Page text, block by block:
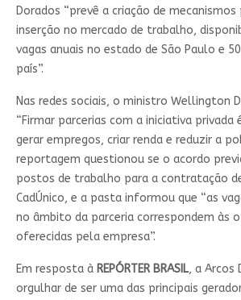
Dorados “prevê a criação de
inserção no mercado de trabalho,
vagas anuais no estado de São Paulo e
país”.
Nas redes sociais, o ministro Wellington
“Firmar parcerias com a iniciativa
gerar empregos, criar renda e reduzir a
reportagem questionou se o acordo
postos de trabalho para a contratação
CadÚnico, e a pasta informou que “as
no âmbito da parceria correspondem às
oferecidas pela empresa”.
Em resposta à REPÓRTER BRASIL, a Arcos
orgulhar de ser uma das principais